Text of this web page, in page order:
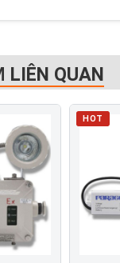
LIÊN QUAN
HOT